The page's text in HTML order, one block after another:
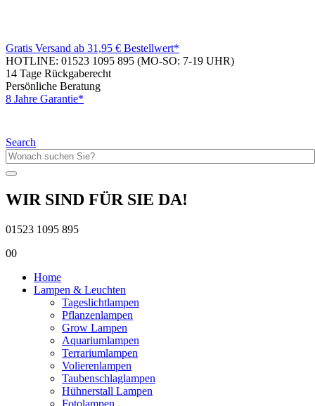
Gratis Versand ab 31,95 € Bestellwert*
HOTLINE: 01523 1095 895 (MO-SO: 7-19 UHR)
14 Tage Rückgaberecht
Persönliche Beratung
8 Jahre Garantie*
Search
WIR SIND FÜR SIE DA!
01523 1095 895
00
Home
Lampen & Leuchten
Tageslichtlampen
Pflanzenlampen
Grow Lampen
Aquariumlampen
Terrariumlampen
Volierenlampen
Taubenschlaglampen
Hühnerstall Lampen
Fotolampen